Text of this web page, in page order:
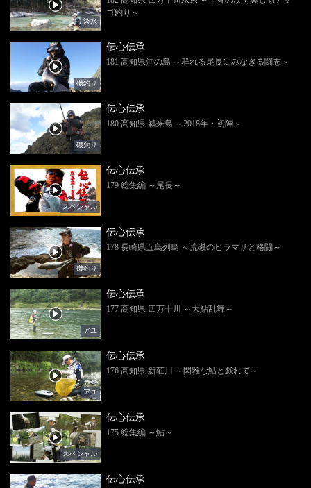
淡水
ゴ釣り～
磯釣り
伝心伝承
181 高知県沖の島 ～群れる尾長にみなぎる闘志～
磯釣り
伝心伝承
180 高知県 鵜来島 ～2018年・初陣～
スペシャル
伝心伝承
179 総集編 ～尾長～
磯釣り
伝心伝承
178 長崎県五島列島 ～荒磯のヒラマサと格闘～
アユ
伝心伝承
177 高知県 四万十川 ～大鮎乱舞～
アユ
伝心伝承
176 高知県 新荘川 ～閑雅な鮎と戯れて～
スペシャル
伝心伝承
175 総集編 ～鮎～
伝心伝承